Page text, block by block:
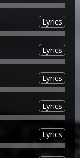
Lyrics
Lyrics
Lyrics
Lyrics
Lyrics